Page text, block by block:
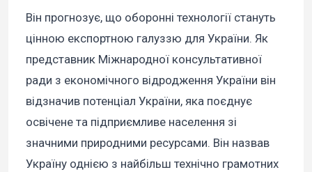
Він прогнозує, що оборонні технології стануть
цінною експортною галуззю для України. Як
представник Міжнародної консультативної
ради з економічного відродження України він
відзначив потенціал України, яка поєднує
освічене та підприємливе населення зі
значними природними ресурсами. Він назвав
Україну однією з найбільш технічно грамотних